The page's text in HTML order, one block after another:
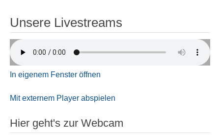
Unsere Livestreams
In eigenem Fenster öffnen
Mit externem Player abspielen
Hier geht's zur Webcam